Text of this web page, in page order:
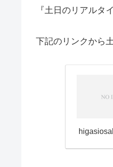
『土日のリアルタ
下記のリンクから